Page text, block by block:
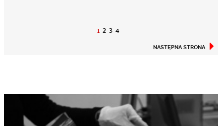
1 2 3 4
NASTĘPNA STRONA